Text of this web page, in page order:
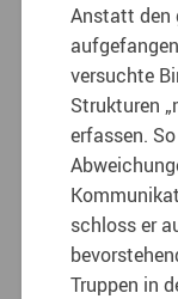
Anstatt den
versuchte
Strukturen
erfassen.
schloss er
Truppen in